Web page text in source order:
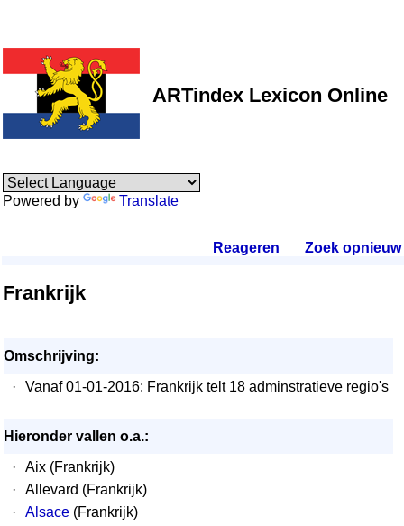
ARTindex Lexicon Online
Powered by Translate
Reageren Zoek opnieuw.
Frankrijk
Omschrijving:
·
Vanaf 01-01-2016: Frankrijk telt 18 adminstratieve regio's
Hieronder vallen o.a.:
·
Aix (Frankrijk)
·
Allevard (Frankrijk)
·
Alsace (Frankrijk)